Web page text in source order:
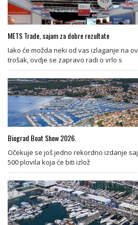
METS Trade, sajam za dobre rezultate
Iako će možda neki od vas izlaganje na
trošak, ovdje se zapravo radi o vrlo s
Biograd Boat Show 2026.
Očekuje se još jedno rekordno izdanje
500 plovila koja će biti izlož